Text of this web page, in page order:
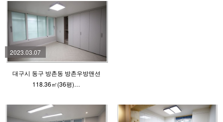
2023.03.07
대구시 동구 방촌동 방촌우방맨션
118.36㎡(36평)…